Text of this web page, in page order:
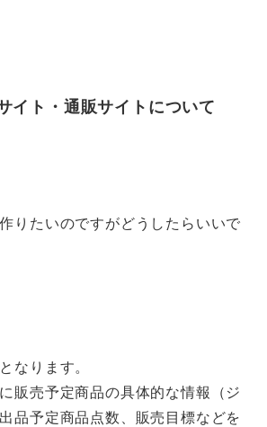
イト・通販サイトについて
りたいのですがどうしたらいいで
なります。
販売予定商品の具体的な情報（ジ
品予定商品点数、販売目標などを